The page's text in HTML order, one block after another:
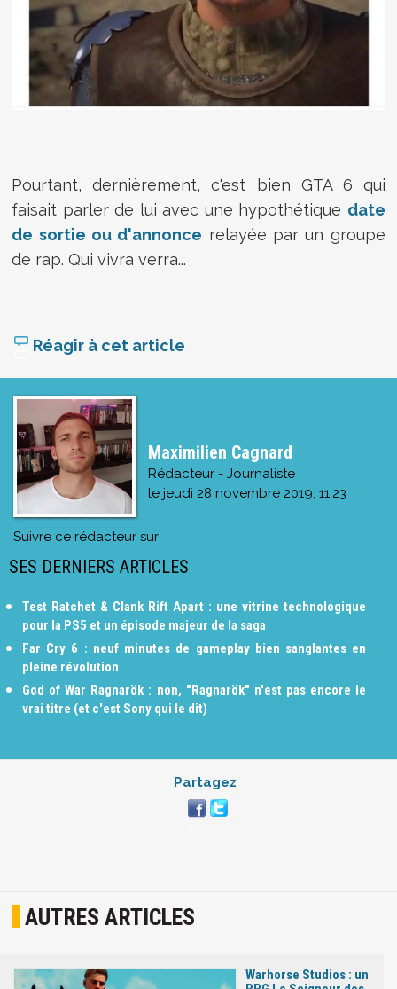
Pourtant, dernièrement, c'est bien GTA 6 qui
faisait parler de lui avec une hypothétique date
de sortie ou d'annonce relayée par un groupe
de rap. Qui vivra verra...
Réagir à cet article
Maximilien Cagnard
Rédacteur - Journaliste
le jeudi 28 novembre 2019, 11:23
Suivre ce rédacteur sur
SES DERNIERS ARTICLES
Test Ratchet & Clank Rift Apart : une vitrine technologique
pour la PS5 et un épisode majeur de la saga
Far Cry 6 : neuf minutes de gameplay bien sanglantes en
pleine révolution
God of War Ragnarök : non, "Ragnarök" n'est pas encore le
vrai titre (et c'est Sony qui le dit)
Partagez
AUTRES ARTICLES
Warhorse Studios : un